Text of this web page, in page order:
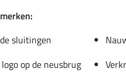
sluitingen
op de neusbrug